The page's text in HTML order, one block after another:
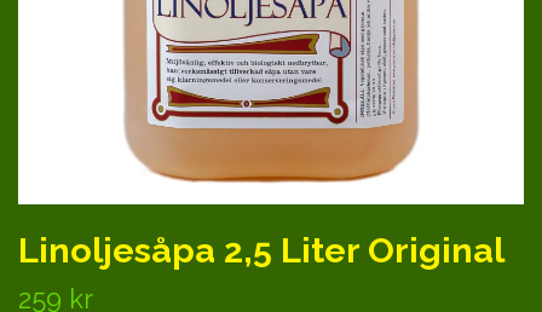
Linoljesåpa 2,5 Liter Original
259 kr